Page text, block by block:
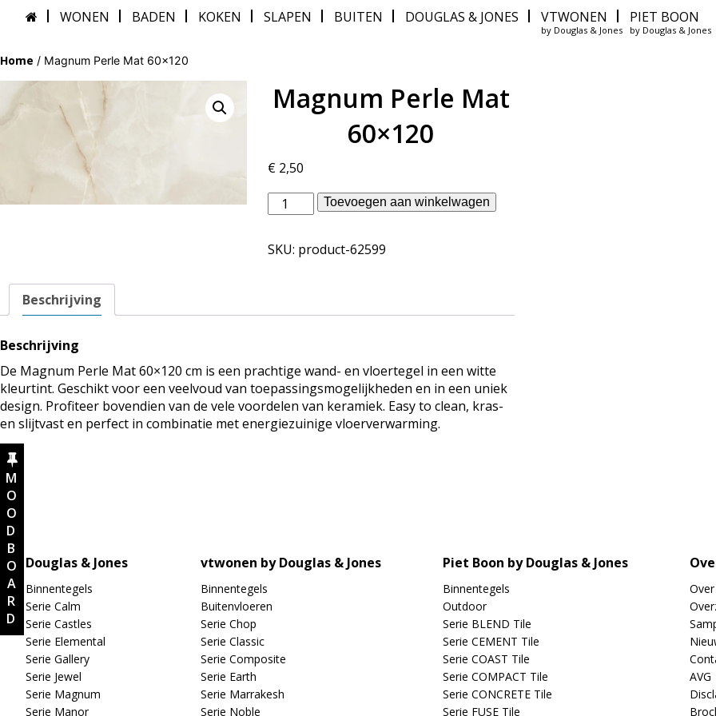
WONEN BADEN KOKEN SLAPEN BUITEN DOUGLAS & JONES VTWONEN
by Douglas & Jones
PIET BOON
by Douglas & Jones
Home / Magnum Perle Mat 60×120
Magnum Perle Mat
60×120
€2,50
Douglas
Jones
-
Toevoegen aan winkelwagen
SKU: product-62599
Beschrijving
Beschrijving
De Magnum Perle Mat 60×120 cm is een prachtige wand- en vloertegel in een witte
kleurtint. Geschikt voor een veelvoud van toepassingsmogelijkheden en in een uniek
design. Profiteer bovendien van de vele voordelen van keramiek. Easy to clean, kras-
en slijtvast en perfect in combinatie met energiezuinige vloerverwarming.
Douglas & Jones
Binnentegels
Serie Calm
Serie Castles
Serie Elemental
Serie Gallery
Serie Jewel
Serie Magnum
Serie Manor
vtwonen by Douglas & Jones
Binnentegels
Buitenvloeren
Serie Chop
Serie Classic
Serie Composite
Serie Earth
Serie Marrakesh
Serie Noble
Piet Boon by Douglas & Jones
Binnentegels
Outdoor
Serie BLEND Tile
Serie CEMENT Tile
Serie COAST Tile
Serie COMPACT Tile
Serie CONCRETE Tile
Serie FUSE Tile
AVG
MOODBOARD